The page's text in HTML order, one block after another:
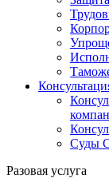
Суды
Разовая услуга